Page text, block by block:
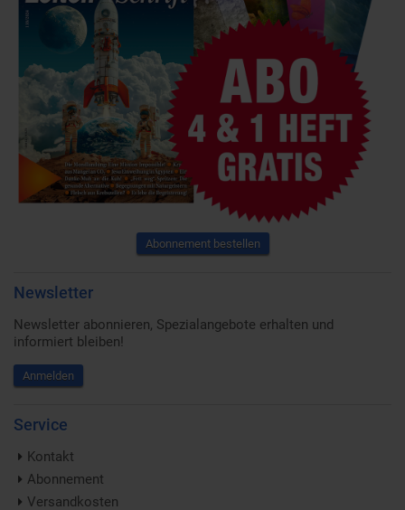
Abonnement bestellen
Newsletter
Newsletter abonnieren, Spezialangebote erhalten und
informiert bleiben!
Anmelden
Service
Kontakt
Abonnement
Versandkosten